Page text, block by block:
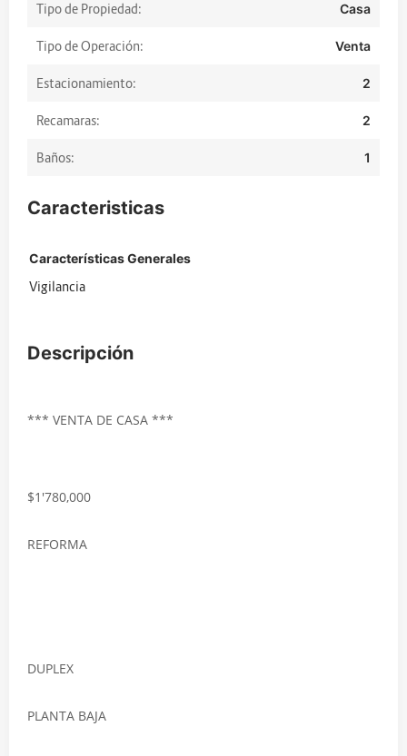
Tipo de Propiedad: Casa
Tipo de Operación: Venta
Estacionamiento: 2
Recamaras: 2
Baños: 1
Caracteristicas
Características Generales
Vigilancia
Descripción
*** VENTA DE CASA ***
$1'780,000
REFORMA
DUPLEX
PLANTA BAJA